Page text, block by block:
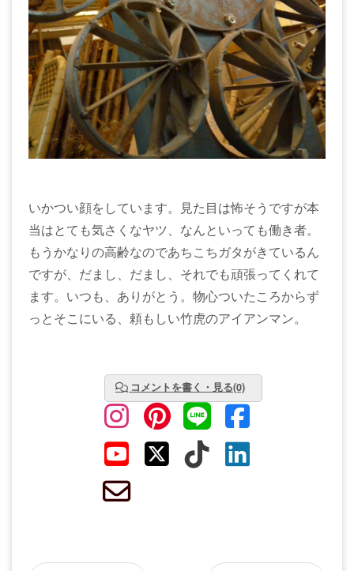
いかつい顔をしています。見た目は怖そうですが本
当はとても気さくなヤツ、なんといっても働き者。
もうかなりの高齢なのであちこちガタがきているん
ですが、だまし、だまし、それでも頑張ってくれて
ます。いつも、ありがとう。物心ついたころからず
っとそこにいる、頼もしい竹虎のアイアンマン。
コメントを書く・見る(0)